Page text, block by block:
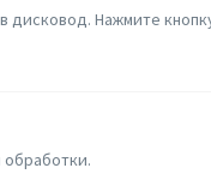
дисковод. Нажмите
обработки.